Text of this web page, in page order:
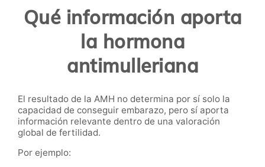
Qué información aporta
la hormona
antimulleriana
El resultado de la AMH no determina por sí solo la
capacidad de conseguir embarazo, pero sí aporta
información relevante dentro de una valoración
global de fertilidad.
Por ejemplo: